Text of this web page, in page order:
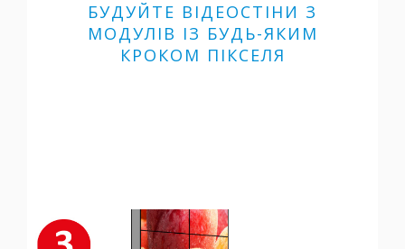
БУДУЙТЕ ВІДЕОСТІНИ З
МОДУЛІВ ІЗ БУДЬ-ЯКИМ
КРОКОМ ПІКСЕЛЯ